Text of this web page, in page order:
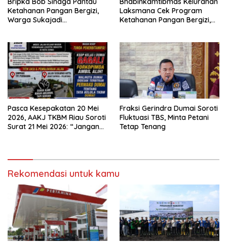
Ketahanan Pangan Bergizi,
Warga Sukajadi
Laksmana Cek Program
Ketahanan Pangan Bergizi,
Pasca Kesepakatan 20 Mei
2026, AAKJ TKBM Riau Soroti
Surat 21 Mei 2026: “Jangan
Fraksi Gerindra Dumai Soroti
Fluktuasi TBS, Minta Petani
Tetap Tenang
Rekomendasi untuk kamu